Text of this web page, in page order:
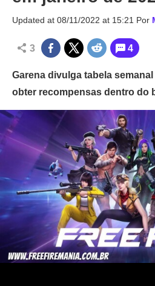
Updated at 08/11/2022 at 15:21 Por
3 4
Garena divulga tabela
obter recompensas dentro do